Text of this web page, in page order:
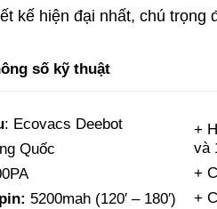
kế hiện đại nhất, chú trọng
số kỹ thuật
: Ecovacs Deebot
Quốc
5200mah (120′ – 180′)
+
và
+
+